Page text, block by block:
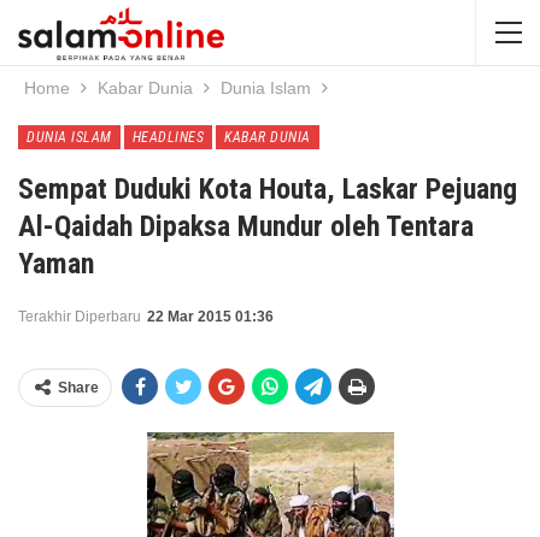
Home Kabar Dunia Dunia Islam
DUNIA ISLAM HEADLINES KABAR DUNIA
Sempat Duduki Kota Houta, Laskar Pejuang
Al-Qaidah Dipaksa Mundur oleh Tentara
Yaman
Terakhir Diperbaru 22 Mar 2015 01:36
Share